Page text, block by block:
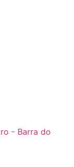
- Barra do